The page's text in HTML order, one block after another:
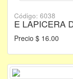
Código: 6038
E LAPICERA
Precio $ 16.00